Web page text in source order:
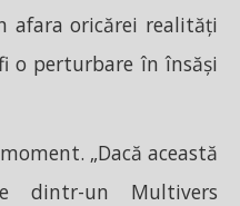
afara oricărei realități
o perturbare în însăși
„Dacă această
dintr-un Multivers